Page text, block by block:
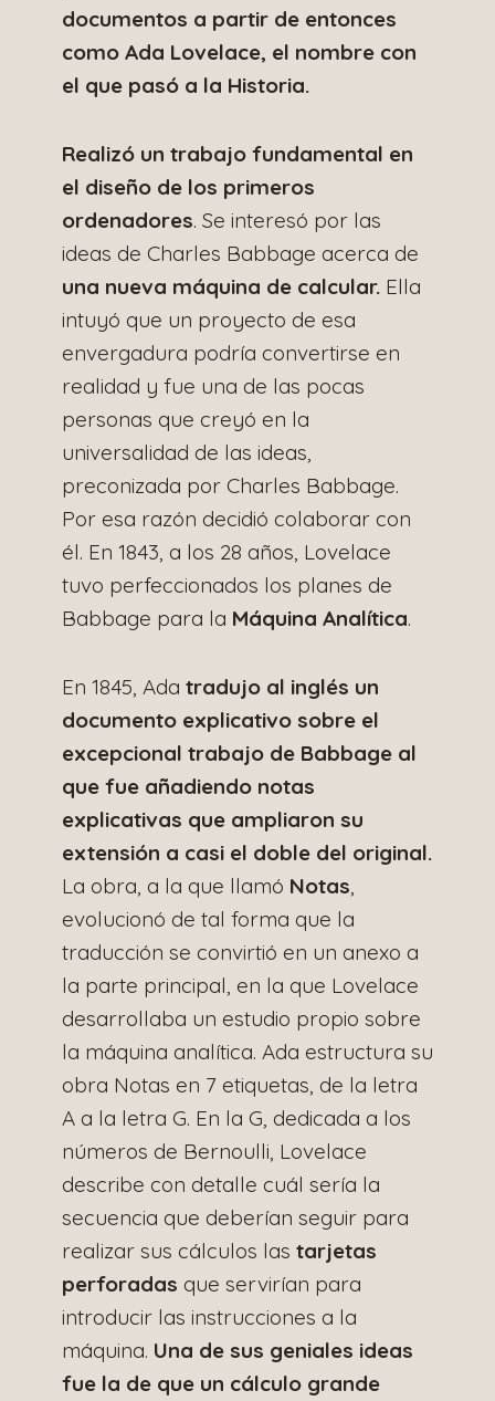
documentos a partir de entonces
como Ada Lovelace, el nombre con
el que pasó a la Historia.
Realizó un trabajo fundamental en
el diseño de los primeros
ordenadores. Se interesó por las
ideas de Charles Babbage acerca de
una nueva máquina de calcular. Ella
intuyó que un proyecto de esa
envergadura podría convertirse en
realidad y fue una de las pocas
personas que creyó en la
universalidad de las ideas,
preconizada por Charles Babbage.
Por esa razón decidió colaborar con
él. En 1843, a los 28 años, Lovelace
tuvo perfeccionados los planes de
Babbage para la Máquina Analítica.
En 1845, Ada tradujo al inglés un
documento explicativo sobre el
excepcional trabajo de Babbage al
que fue añadiendo notas
explicativas que ampliaron su
extensión a casi el doble del original.
La obra, a la que llamó Notas
evolucionó de tal forma que la
traducción se convirtió en un anexo a
la parte principal, en la que Lovelace
desarrollaba un estudio propio sobre
la máquina analítica. Ada estructura su
obra Notas en 7 etiquetas, de la letra
A a la letra G. En la G, dedicada a los
números de Bernoulli, Lovelace
describe con detalle cuál sería la
secuencia que deberían seguir para
realizar sus cálculos las tarjetas
perforadas que servirían para
introducir las instrucciones a la
máquina. Una de sus geniales ideas
fue la de que un cálculo grande